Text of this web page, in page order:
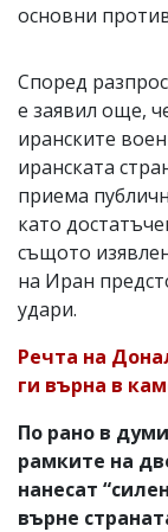
основни
Според
е заявил още,
иранските
иранската
приема
като
същото
на Иран
удари.
Речта на
ги върна в
По рано в
рамките на
нанесат
върне